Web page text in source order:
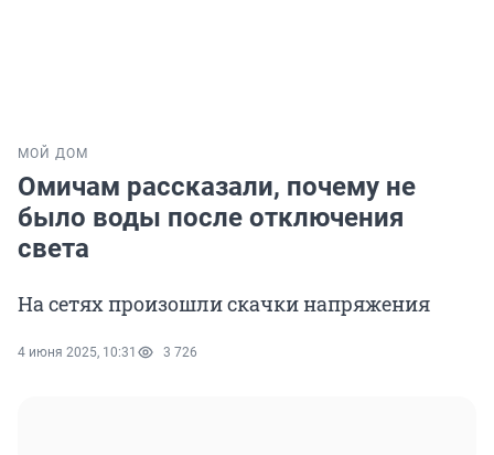
МОЙ ДОМ
Омичам рассказали, почему не
было воды после отключения
света
На сетях произошли скачки напряжения
4 июня 2025, 10:31 3 726